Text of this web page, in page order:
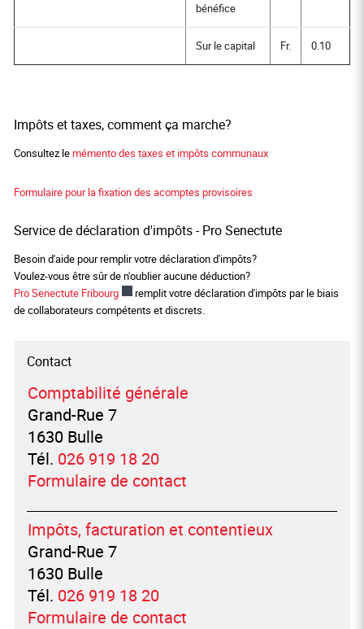
bénéfice
Sur le capital Fr. 0.10
Impôts et taxes, comment ça marche?
Consultez lemémento des taxes et impôts communaux
Formulaire pour la fixation des acomptes provisoires
Service de déclaration d'impôts - Pro Senectute
Besoin d'aide pour remplir votre déclaration d'impôts?
Voulez-vous être sûr de n'oublier aucune déduction?
Pro Senectute FribourgCe lien externe va ouvrir une nouvelle fenêtre.
remplit votre déclaration d'impôts par le biais
de collaborateurs compétents et discrets.
Contact
Comptabilité générale
Grand-Rue 7
1630 Bulle
Tél. 026 919 18 20
Formulaire de contact
Impôts, facturation et contentieux
Grand-Rue 7
1630 Bulle
Tél. 026 919 18 20
Formulaire de contact